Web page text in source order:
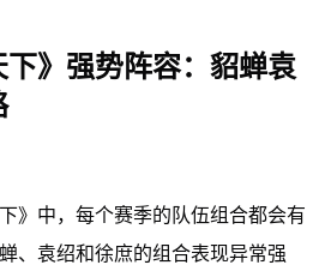
下》强势阵容：貂蝉袁
》中，每个赛季的队伍组合都会有
、袁绍和徐庶的组合表现异常强